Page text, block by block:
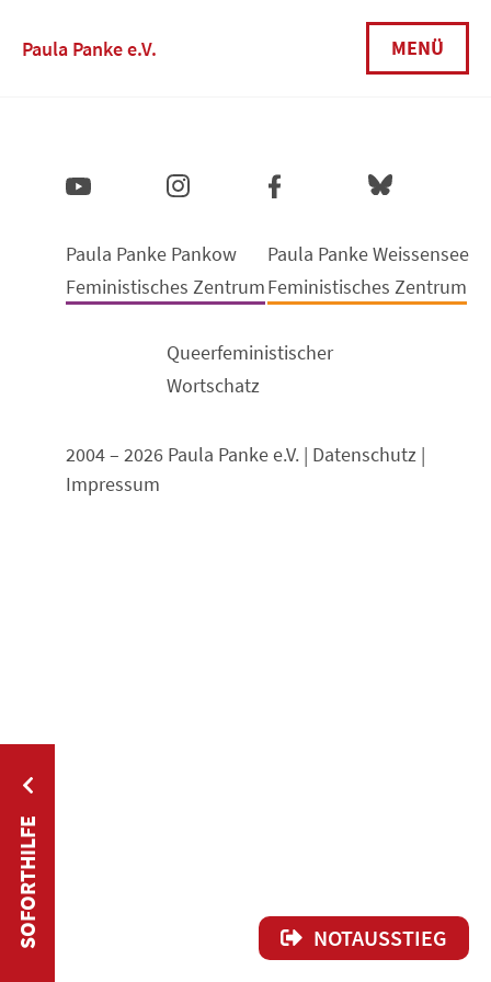
NOTAUSSTIEG
Paula Panke e.V. MENÜ
2004 – 2026 Paula Panke e.V. | Datenschutz |
Impressum
Paula Panke Pankow
Feministisches Zentrum
Paula Panke Weissensee
Feministisches Zentrum
Queerfeministischer
Wortschatz
SOFORTHILFE